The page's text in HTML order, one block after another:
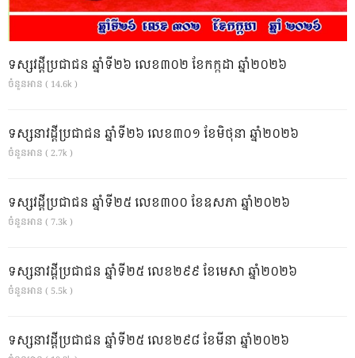
ទស្សវដ្តីប្រជាជន ឆ្នាំទី២៦ លេខ៣០២ ខែកក្កដា ឆ្នាំ២០២៦
ចំនួនអាន ( 14.6k )
ទស្សនាវដ្ដីប្រជាជន ឆ្នាំទី២៦ លេខ៣០១ ខែមិថុនា ឆ្នាំ២០២៦
ចំនួនអាន ( 2.7k )
ទស្សវដ្តីប្រជាជន ឆ្នាំទី២៥ លេខ៣០០ ខែឧសភា ឆ្នាំ២០២៦
ចំនួនអាន ( 7.3k )
ទស្សនាវដ្ដីប្រជាជន ឆ្នាំទី២៥ លេខ២៩៩ ខែមេសា ឆ្នាំ២០២៦
ចំនួនអាន ( 5.5k )
ទស្សនាវដ្ដីប្រជាជន ឆ្នាំទី២៥ លេខ២៩៨ ខែមីនា ឆ្នាំ២០២៦